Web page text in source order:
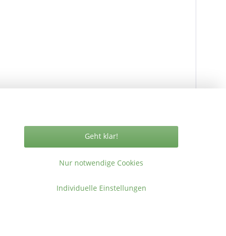
Nur notwendige Cookies
Geht klar!
Individuelle Einstellungen